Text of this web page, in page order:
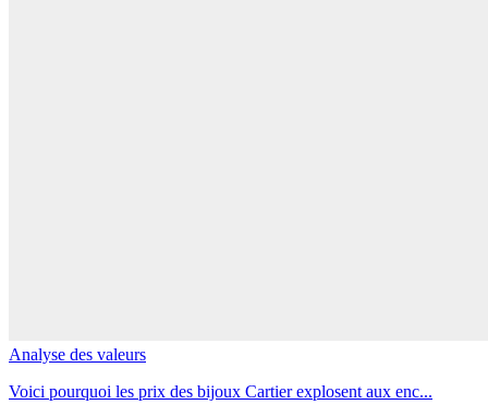
Analyse des valeurs
Voici pourquoi les prix des bijoux Cartier explosent aux enc...